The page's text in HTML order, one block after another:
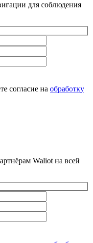
для соблюдения
согласие на обработку
Waliot на всей